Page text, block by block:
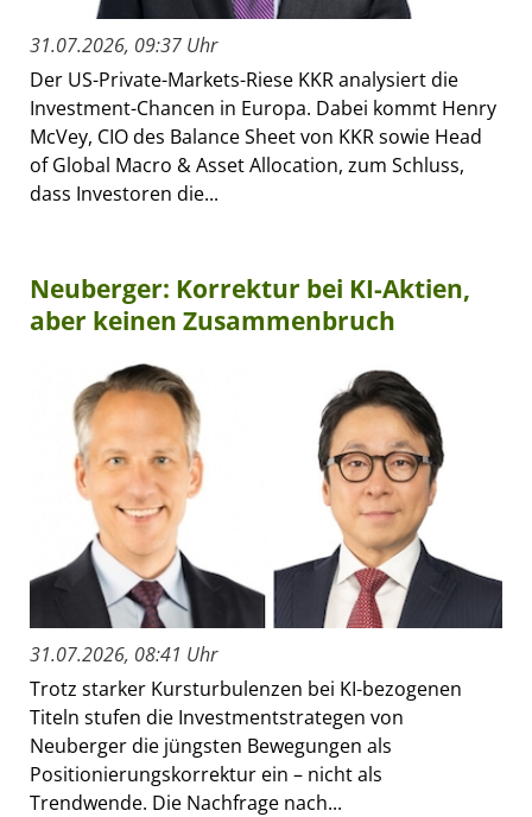
31.07.2026, 09:37 Uhr
Der US-Private-Markets-Riese KKR analysiert die
Investment-Chancen in Europa. Dabei kommt Henry
McVey, CIO des Balance Sheet von KKR sowie Head
of Global Macro & Asset Allocation, zum Schluss,
dass Investoren die...
Neuberger: Korrektur bei KI-Aktien,
aber keinen Zusammenbruch
31.07.2026, 08:41 Uhr
Trotz starker Kursturbulenzen bei KI-bezogenen
Titeln stufen die Investmentstrategen von
Neuberger die jüngsten Bewegungen als
Positionierungskorrektur ein – nicht als
Trendwende. Die Nachfrage nach...